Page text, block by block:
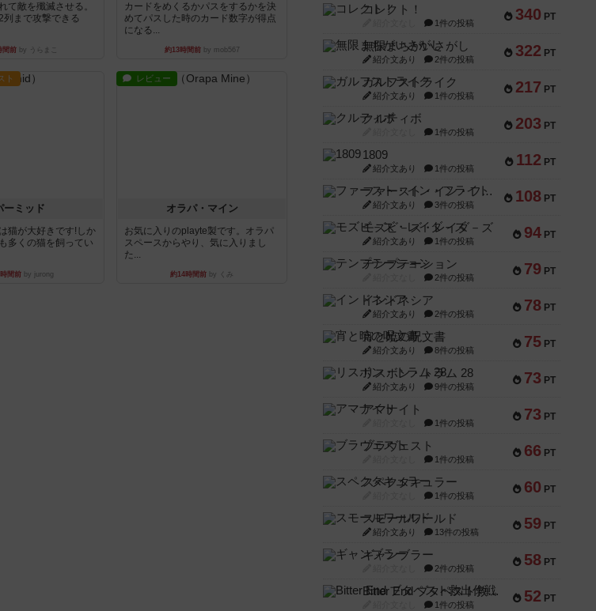
て敵を殲滅させる。
列まで攻撃できる
間前 by うらまこ
カードをめくるかパスをするかを決
めてパスした時のカード数字が得点
になる...
約13時間前by mob567
ト
ーミッド
猫が大好きです!しか
多くの猫を飼ってい
間前by jurong
レビュー
オラパ・マイン
お気に入りのplayte製です。オラパ
スペースからやり、気に入りまし
た...
約14時間前 by くみ
340 PT
コレクト！
1件の投稿
322 PT
無限まちがいさがし
紹介文あり 2件の投稿
217 PT
ガルフストライク
紹介文あり 1件の投稿
203 PT
クルティボ
1件の投稿
112 PT
1809
紹介文あり 1件の投稿
108 PT
ファースト・イン・フライト
紹介文あり 3件の投稿
94 PT
モズビ－ズ・レイダ－ズ
紹介文あり 1件の投稿
79 PT
テンプテーション
2件の投稿
78 PT
インドネシア
紹介文あり 2件の投稿
75 PT
宵と暁の呪文書
紹介文あり 8件の投稿
73 PT
リスボン・トラム 28
紹介文あり 9件の投稿
73 PT
アマナイト
1件の投稿
66 PT
ブラヴェスト
1件の投稿
60 PT
スペクタキュラー
1件の投稿
59 PT
スモールワールド
紹介文あり 13件の投稿
58 PT
ギャンブラー
2件の投稿
52 PT
Bitter End ブタペスト救出作戦
1件の投稿